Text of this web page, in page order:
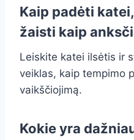
Kaip padėti
žaisti kaip
Leiskite katei ilsėtis ir
veiklas, kaip tempimo
vaikščiojimą.
Kokie yra